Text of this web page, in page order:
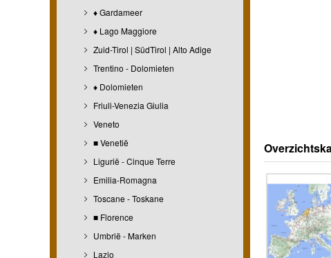
♦ Gardameer
♦ Lago Maggiore
Zuid-Tirol | SüdTirol | Alto Adige
Trentino - Dolomieten
♦ Dolomieten
Friuli-Venezia Giulia
Veneto
■ Venetië
Ligurië - Cinque Terre
Emilia-Romagna
Toscane - Toskane
■ Florence
Umbrië - Marken
Lazio